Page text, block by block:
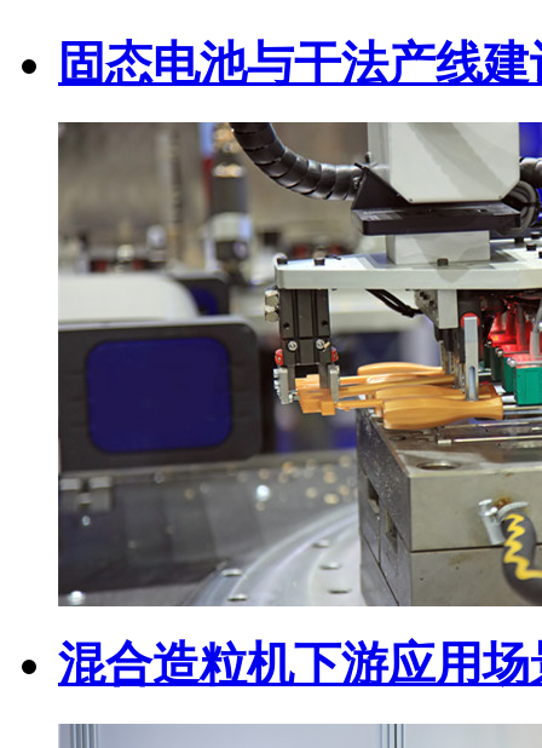
固态电池与干法产线
混合造粒机下游应用